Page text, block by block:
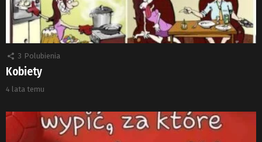
3 Polubienia
Kobiety
4 lata temu